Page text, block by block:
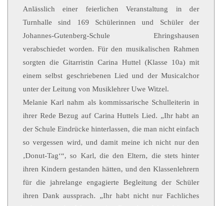
Anlässlich einer feierlichen Veranstaltung in der
Turnhalle sind 169 Schülerinnen und Schüler der
Johannes-Gutenberg-Schule Ehringshausen
verabschiedet worden. Für den musikalischen Rahmen
sorgten die Gitarristin Carina Huttel (Klasse 10a) mit
einem selbst geschriebenen Lied und der Musicalchor
unter der Leitung von Musiklehrer Uwe Witzel.
Melanie Karl nahm als kommissarische Schulleiterin in
ihrer Rede Bezug auf Carina Huttels Lied. „Ihr habt an
der Schule Eindrücke hinterlassen, die man nicht einfach
so vergessen wird, und damit meine ich nicht nur den
‚Donut-Tag‘“, so Karl, die den Eltern, die stets hinter
ihren Kindern gestanden hätten, und den Klassenlehrern
für die jahrelange engagierte Begleitung der Schüler
ihren Dank aussprach. „Ihr habt nicht nur Fachliches